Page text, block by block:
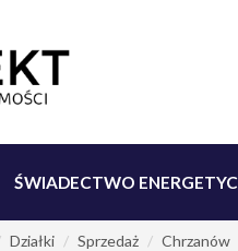
ŚWIADECTWO
Działki Sprzedaż Chrzanów